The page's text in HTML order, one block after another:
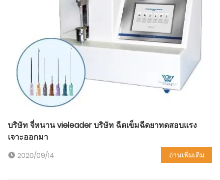
บริษัท จี่หนาน vieleader บริษัท ฉีดเข็มฉีดยาทดสอบแรง
เจาะออกมา
2020/09/14 อ่านเพิ่มเติม